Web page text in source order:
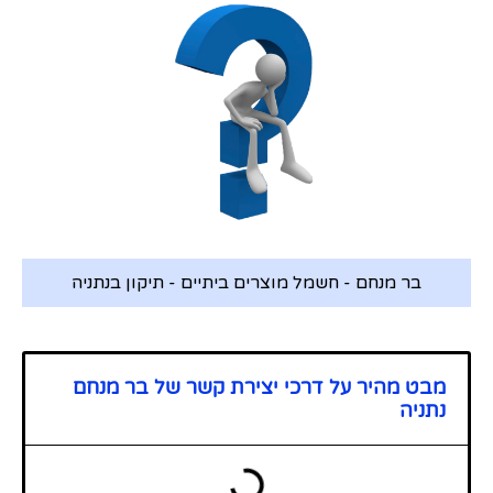
בר מנחם - חשמל מוצרים ביתיים - תיקון בנתניה
מבט מהיר על דרכי יצירת קשר של בר מנחם
נתניה